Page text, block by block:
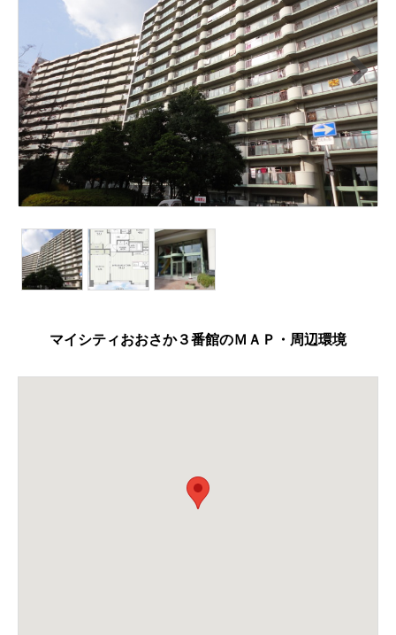
Next
マイシティおおさか３番館のＭＡＰ・周辺環境